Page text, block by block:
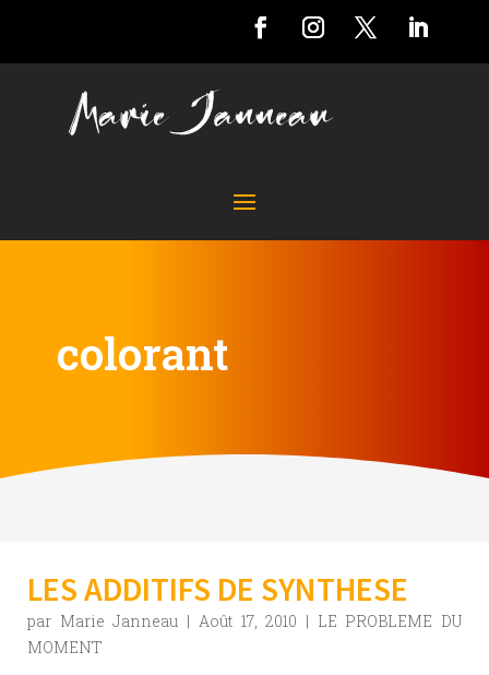
colorant
LES ADDITIFS DE SYNTHESE
par Marie Janneau | Août 17, 2010 | LE PROBLEME DU
MOMENT